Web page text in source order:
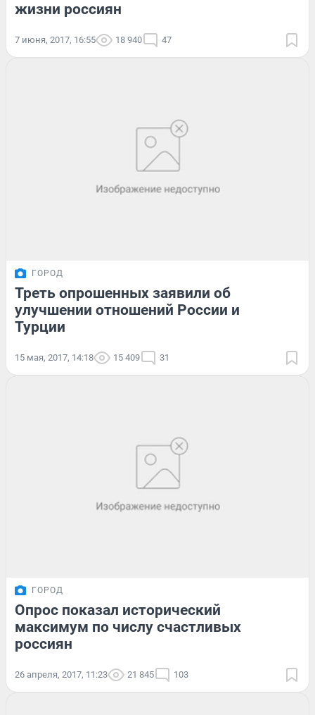
жизни россиян
7 июня, 2017, 16:55 18 940 47
ГОРОД
Треть опрошенных заявили об
улучшении отношений России и
Турции
15 мая, 2017, 14:18 15 409 31
ГОРОД
Опрос показал исторический
максимум по числу счастливых
россиян
26 апреля, 2017, 11:23 21 845 103